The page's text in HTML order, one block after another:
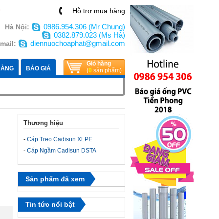
Hỗ trợ mua hàng
Hà Nội:
0986.954.306 (Mr Chung)
0382.879.023 (Ms Hà)
diennuochoaphat@gmail.com
BÁO GIÁ
Giỏ hàng
(0 sản phẩm)
Thương hiệu
- Cáp Treo Cadisun XLPE
- Cáp Ngầm Cadisun DSTA
Sản phẩm đã xem
Tin tức nổi bật